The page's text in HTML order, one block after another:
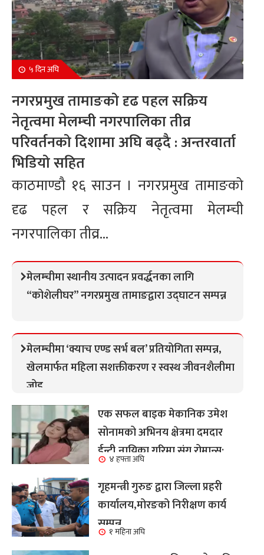
५ दिन अघि
नगरप्रमुख तामाङको दृढ पहल सक्रिय
नेतृत्वमा मेलम्ची नगरपालिका तीव्र
परिवर्तनको दिशामा अघि बढ्दै : अन्तरवार्ता
भिडियो सहित
काठमाण्डौ १६ साउन । नगरप्रमुख तामाङको
दृढ पहल र सक्रिय नेतृत्वमा मेलम्ची
नगरपालिका तीव्र...
मेलम्चीमा स्थानीय उत्पादन प्रवर्द्धनका लागि
“कोशेलीघर” नगरप्रमुख तामाङद्वारा उद्घाटन सम्पन्न
मेलम्चीमा ‘क्याच एण्ड सर्भ बल’ प्रतियोगिता सम्पन्न,
खेलमार्फत महिला सशक्तीकरण र स्वस्थ जीवनशैलीमा
जोड
एक सफल बाइक मेकानिक उमेश
सोनामको अभिनय क्षेत्रमा दमदार
ईन्ट्री,नायिका गरिमा संग रोमान्स:
हेर्नुहोस भिडियो ।
४ हफ्ता अघि
गृहमन्त्री गुरुङ द्वारा जिल्ला प्रहरी
कार्यालय,मोरङको निरीक्षण कार्य
सम्पन्न१ महिना अघि